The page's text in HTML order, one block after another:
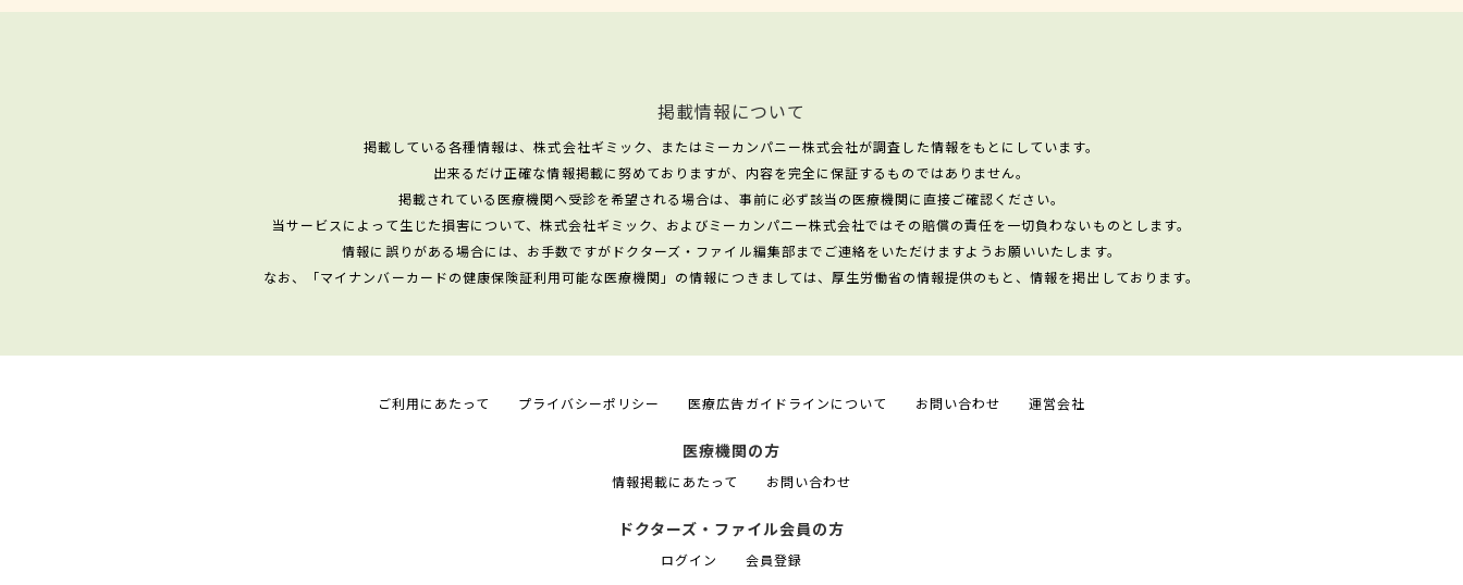
掲載情報について
掲載している各種情報は、株式会社ギミック、またはミーカンパニー株式会社が調査した情報をもとにしています。
出来るだけ正確な情報掲載に努めておりますが、内容を完全に保証するものではありません。
掲載されている医療機関へ受診を希望される場合は、事前に必ず該当の医療機関に直接ご確認ください。
当サービスによって生じた損害について、株式会社ギミック、およびミーカンパニー株式会社ではその賠償の責任を一切負わないものとします。
情報に誤りがある場合には、お手数ですがドクターズ・ファイル編集部までご連絡をいただけますようお願いいたします。
なお、「マイナンバーカードの健康保険証利用可能な医療機関」の情報につきましては、厚生労働省の情報提供のもと、情報を掲出しております。
ご利用にあたって プライバシーポリシー 医療広告ガイドラインについて お問い合わせ 運営会社
医療機関の方
情報掲載にあたって お問い合わせ
ドクターズ・ファイル会員の方
ログイン 会員登録